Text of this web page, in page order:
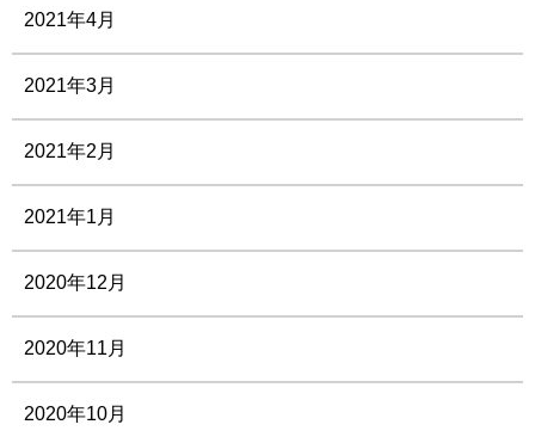
2021年4月
2021年3月
2021年2月
2021年1月
2020年12月
2020年11月
2020年10月